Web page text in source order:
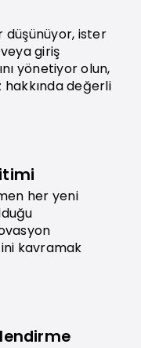
düşünüyor, ister
giriş
yönetiyor olun,
hakkında değerli
her yeni
kavramak